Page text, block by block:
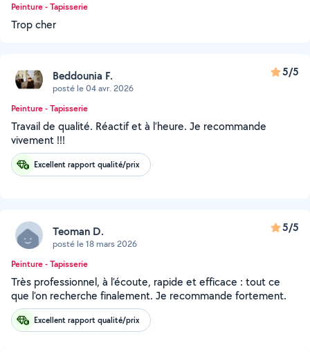
Peinture - Tapisserie
Trop cher
Beddounia F.
posté le 04 avr. 2026
5/5
Peinture - Tapisserie
Travail de qualité. Réactif et à l’heure. Je recommande
vivement !!!
Excellent rapport qualité/prix
Teoman D.
posté le 18 mars 2026
5/5
Peinture - Tapisserie
Très professionnel, à l’écoute, rapide et efficace : tout ce
que l’on recherche finalement. Je recommande fortement.
Excellent rapport qualité/prix